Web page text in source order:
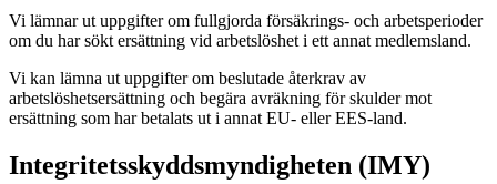
Vi lämnar ut uppgifter om fullgjorda försäkrings- och arbetsperioder
om du har sökt ersättning vid arbetslöshet i ett annat medlemsland.
Vi kan lämna ut uppgifter om beslutade återkrav av
arbetslöshetsersättning och begära avräkning för skulder mot
ersättning som har betalats ut i annat EU- eller EES-land.
Integritetsskyddsmyndigheten (IMY)